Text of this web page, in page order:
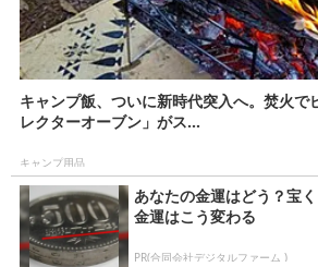
キャンプ飯、ついに新時代突入へ。焚火で
レクターオーブン」がス...
キャンプ用品
あなたの金運はどう？宝く
金運はこう変わる
PR(合同会社デジタルファーム )